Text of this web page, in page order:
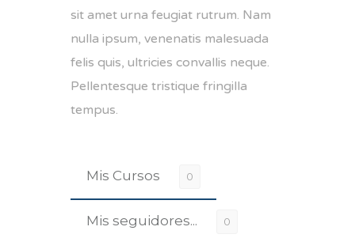
sit amet urna feugiat rutrum. Nam
nulla ipsum, venenatis malesuada
felis quis, ultricies convallis neque.
Pellentesque tristique fringilla
tempus.
Mis Cursos 0
Mis seguidores... 0